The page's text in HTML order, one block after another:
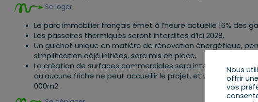
Se loger
Le parc immobilier français émet à l’heure actuelle 16% des
Les passoires thermiques seront interdites d’ici 2028,
Un guichet unique en matière de rénovation énergétique,
simplification déjà initiées, sera mis en place,
La création de surfaces commerciales sera interdite, avec
qu’aucune friche ne peut accueillir le projet, et une
000m2.
Nous
offrir
vos